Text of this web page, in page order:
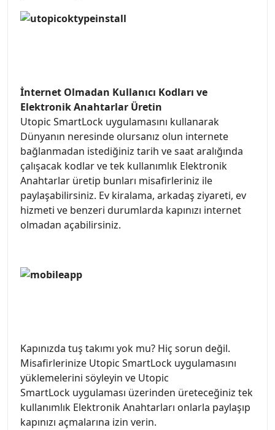
İnternet Olmadan Kullanıcı Kodları ve
Elektronik Anahtarlar Üretin
Utopic SmartLock uygulamasını kullanarak
Dünyanın neresinde olursanız olun internete
bağlanmadan istediğiniz tarih ve saat aralığında
çalışacak kodlar ve tek kullanımlık Elektronik
Anahtarlar üretip bunları misafirleriniz ile
paylaşabilirsiniz. Ev kiralama, arkadaş ziyareti, ev
hizmeti ve benzeri durumlarda kapınızı internet
olmadan açabilirsiniz.
Kapınızda tuş takımı yok mu? Hiç sorun değil.
Misafirlerinize Utopic SmartLock uygulamasını
yüklemelerini söyleyin ve Utopic
SmartLock uygulaması üzerinden üreteceğiniz tek
kullanımlık Elektronik Anahtarları onlarla paylaşıp
kapınızı açmalarına izin verin.